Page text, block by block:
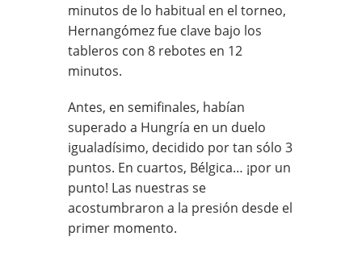
minutos de lo habitual en el torneo,
Hernangómez fue clave bajo los
tableros con 8 rebotes en 12
minutos.
Antes, en semifinales, habían
superado a Hungría en un duelo
igualadísimo, decidido por tan sólo 3
puntos. En cuartos, Bélgica… ¡por un
punto! Las nuestras se
acostumbraron a la presión desde el
primer momento.